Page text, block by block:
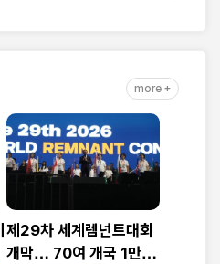
more +
제29차 세계렘넌트대회
개막… 70여 개국 1만2